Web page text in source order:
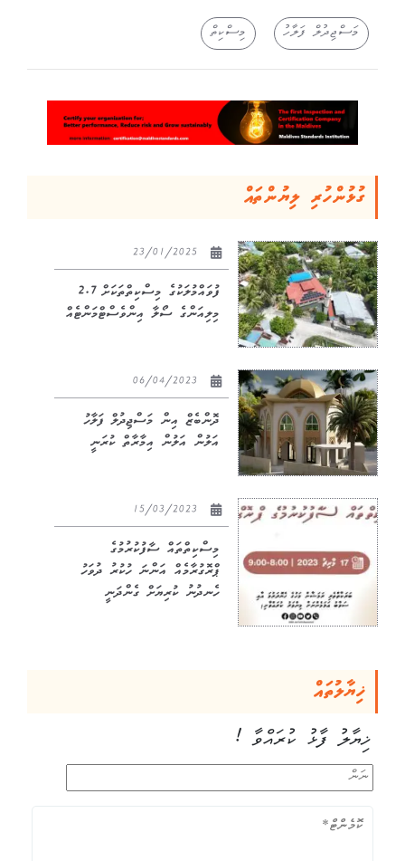
މަސްޖިދުލް ފަލާހު މިސްކިތް
ގުޅުންހުރި ލިޔުންތައް
ފުވައްމުލަކުގެ މިސްކިތްތަކަށް 2.7
މިލިއަންގެ ސޯލާ އިންވެސްޓްމަންޓެއް
ދޮންބެޒް އިން މަސްޖިދުލް ފަލާހު
އަލުން އަލުން އިމާރާތް ކުރަނީ
މިސްކިތްތައް ސާފުކުރުމުގެ
ޕްރޮގުރާމެއް އަންނަ ހުކުރު ދުވަހު
ހެނދުނު ކުރިޔަށް ގެންދަނީ
ޚިޔާލުތައް
ޚިޔާލު ފާޅު ކުރައްވާ !